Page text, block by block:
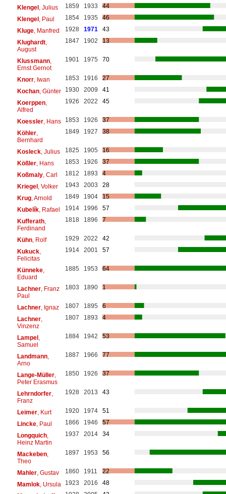
Klengel, Julius 1859 1933
44
Klengel, Paul 1854 1935
46
Kluge, Manfred 1928 1971
43
Klughardt,
August
1847 1902 13
Klussmann,
Ernst Gernot
1901 1975 70
Knorr, Iwan 1853 1916
27
Kochan, Günter 1930 2009
41
Koerppen,
Alfred
1926 2022 45
Koessler, Hans 1853 1926
37
Köhler,
Bernhard
1849 1927 38
Kosleck, Julius 1825 1905
16
Kößler, Hans 1853 1926
37
Koßmaly, Carl 1812 1893
4
Kriegel, Volker 1943 2003
28
Krug, Arnold 1849 1904
15
Kubelík, Rafael 1914 1996
57
Kufferath,
Ferdinand
1818 1896 7
Kühn, Rolf 1929 2022
42
Kukuck,
Felicitas
1914 2001 57
Künneke,
Eduard
1885 1953 64
Lachner, Franz
Paul
1803 1890 1
Lachner, Ignaz 1807 1895
6
Lachner,
Vinzenz
1807 1893 4
Lampel,
Samuel
1884 1942 53
Landmann,
Arno
1887 1966 77
Lange-Müller,
Peter Erasmus
1850 1926 37
Lehrndorfer,
Franz
1928 2013 43
Leimer, Kurt 1920 1974
51
Lincke, Paul 1866 1946
57
Longquich,
Heinz Martin
1937 2014 34
Mackeben,
Theo
1897 1953 56
Mahler, Gustav 1860 1911
22
Mamlok, Ursula 1923 2016
48